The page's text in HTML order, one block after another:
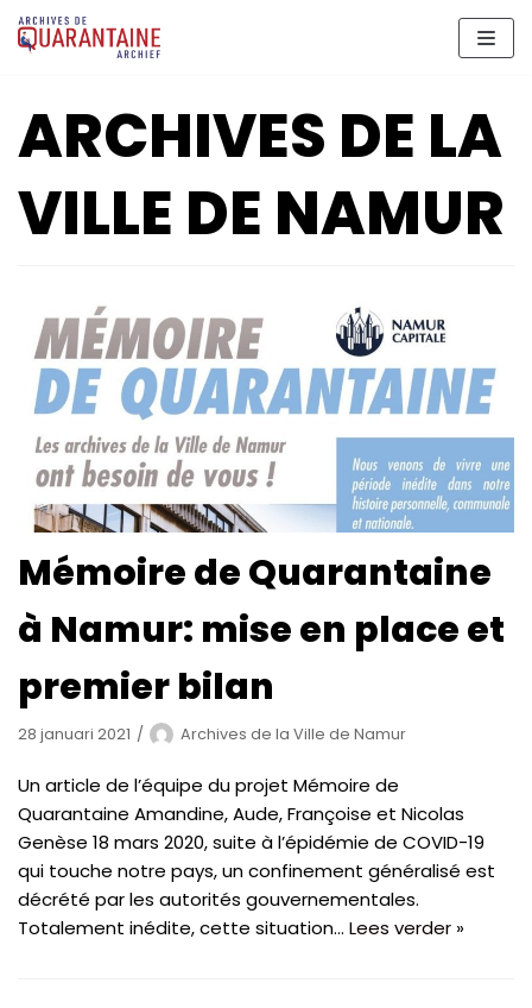
Meteen
naar
inhoud
ARCHIVES DE LA
VILLE DE NAMUR
Mémoire de Quarantaine
à Namur: mise en place et
premier bilan
28 januari 2021 Archives de la Ville de Namur
Un article de l’équipe du projet Mémoire de
Quarantaine Amandine, Aude, Françoise et Nicolas
Genèse 18 mars 2020, suite à l’épidémie de COVID-19
qui touche notre pays, un confinement généralisé est
décrété par les autorités gouvernementales.
Totalement inédite, cette situation… Lees verder »